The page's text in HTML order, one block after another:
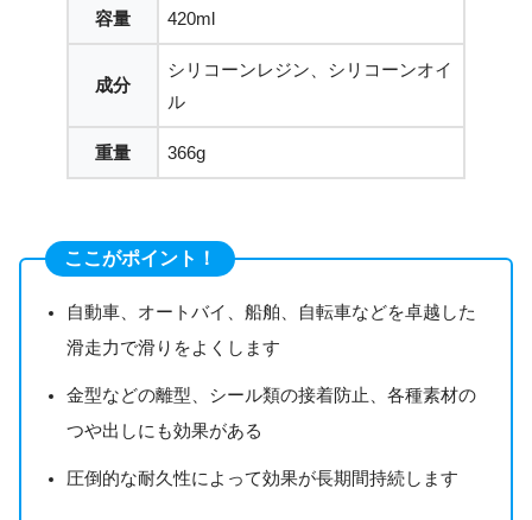
容量 420ml
成分
シリコーンレジン、シリコーンオイ
ル
重量 366g
ここがポイント！
自動車、オートバイ、船舶、自転車などを卓越した
滑走力で滑りをよくします
金型などの離型、シール類の接着防止、各種素材の
つや出しにも効果がある
圧倒的な耐久性によって効果が長期間持続します